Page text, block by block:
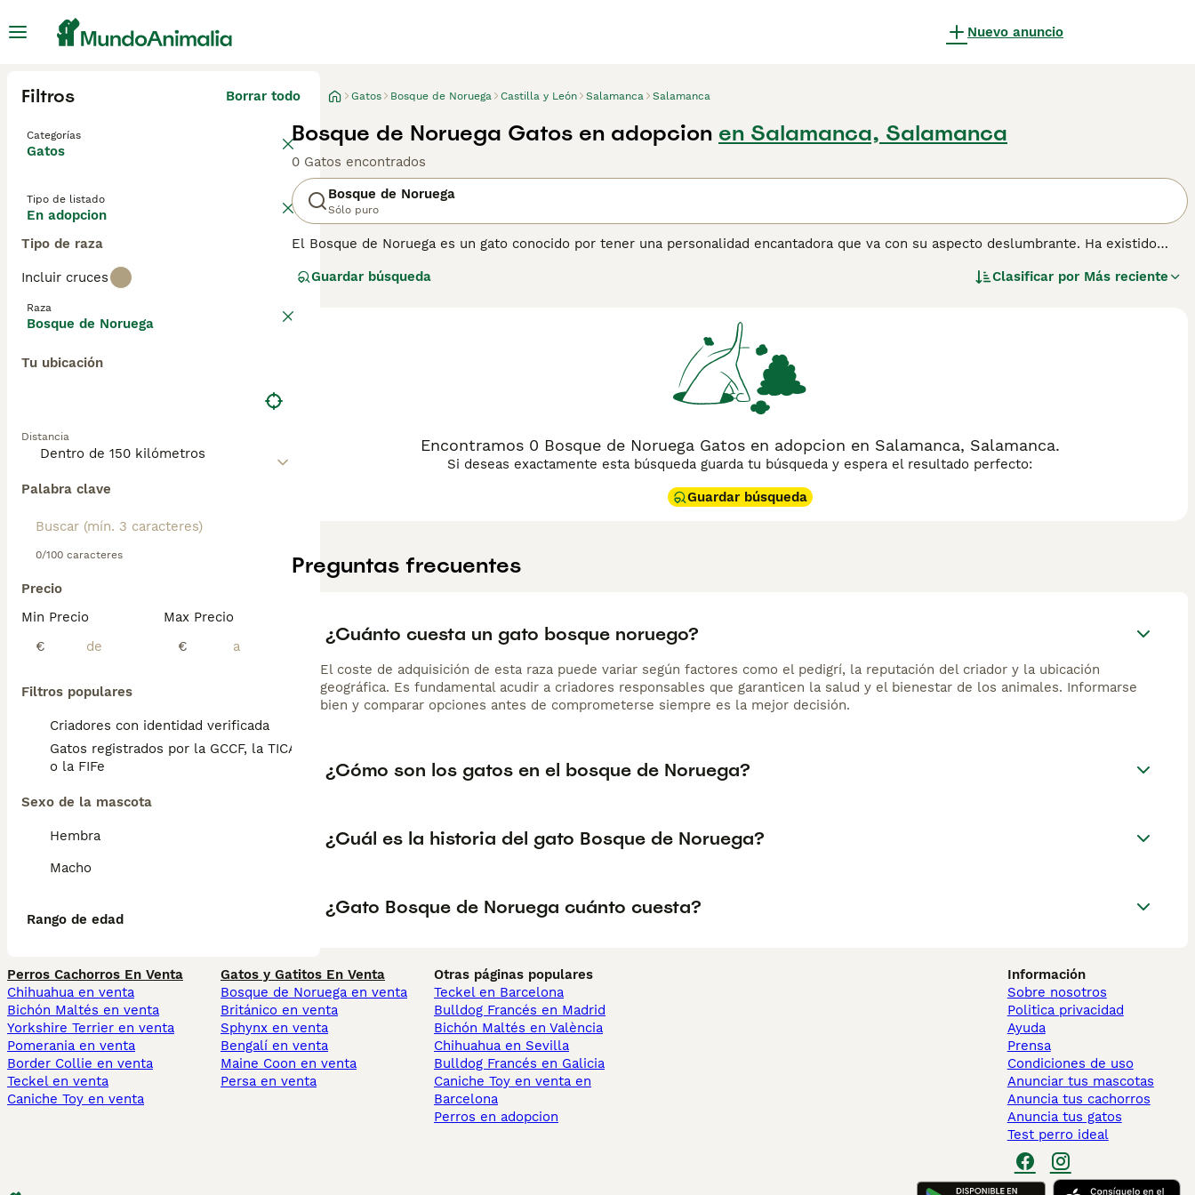
Nuevo anuncio
Filtros Borrar todo
Categorías
Gatos
Tipo de listado
En adopcion
Tipo de raza
Incluir cruces
Raza
Bosque de Noruega
Tu ubicación
Distancia
Palabra clave
0/100 caracteres
Precio
Min Precio
€
Max Precio
€
Filtros populares
Criadores con identidad verificada
Gatos registrados por la GCCF, la TICA
o la FIFe
Sexo de la mascota
Hembra
Macho
Rango de edad
Gatos Bosque de Noruega Castilla y León Salamanca Salamanca
Bosque de Noruega Gatos en adopcion en Salamanca, Salamanca
0 Gatos encontrados
Bosque de Noruega
Sólo puro
El Bosque de Noruega es un gato conocido por tener una personalidad encantadora que va con su aspecto deslumbrante. Ha existido
sobrevivir en climas duros y temperaturas muy frías. Son gatos grandes que tardan mucho en crecer, lo que significa que siguen siendo
también en muchos otros países gracias a su aspecto deslumbrante y su naturaleza amable y gentil.
página de consejos de compra de Bosque de Noruegapara obtener información sobre esta raza de gato.
Guardar búsqueda Clasificar por Más reciente
Encontramos 0 Bosque de Noruega Gatos en adopcion en Salamanca, Salamanca.
Si deseas exactamente esta búsqueda guarda tu búsqueda y espera el resultado perfecto:
Guardar búsqueda
Preguntas frecuentes
¿Cuánto cuesta un gato bosque noruego?
El coste de adquisición de esta raza puede variar según factores como el pedigrí, la reputación del criador y la ubicación
geográfica. Es fundamental acudir a criadores responsables que garanticen la salud y el bienestar de los animales. Informarse
bien y comparar opciones antes de comprometerse siempre es la mejor decisión.
¿Cómo son los gatos en el bosque de Noruega?
¿Cuál es la historia del gato Bosque de Noruega?
¿Gato Bosque de Noruega cuánto cuesta?
Perros Cachorros En Venta
Chihuahua en venta
Bichón Maltés en venta
Yorkshire Terrier en venta
Pomerania en venta
Border Collie en venta
Teckel en venta
Caniche Toy en venta
Gatos y Gatitos En Venta
Bosque de Noruega en venta
Británico en venta
Sphynx en venta
Bengalí en venta
Maine Coon en venta
Persa en venta
Otras páginas populares
Teckel en Barcelona
Bulldog Francés en Madrid
Bichón Maltés en València
Chihuahua en Sevilla
Bulldog Francés en Galicia
Caniche Toy en venta en
Barcelona
Perros en adopcion
Información
Sobre nosotros
Politica privacidad
Ayuda
Prensa
Condiciones de uso
Anunciar tus mascotas
Anuncia tus cachorros
Anuncia tus gatos
Test perro ideal